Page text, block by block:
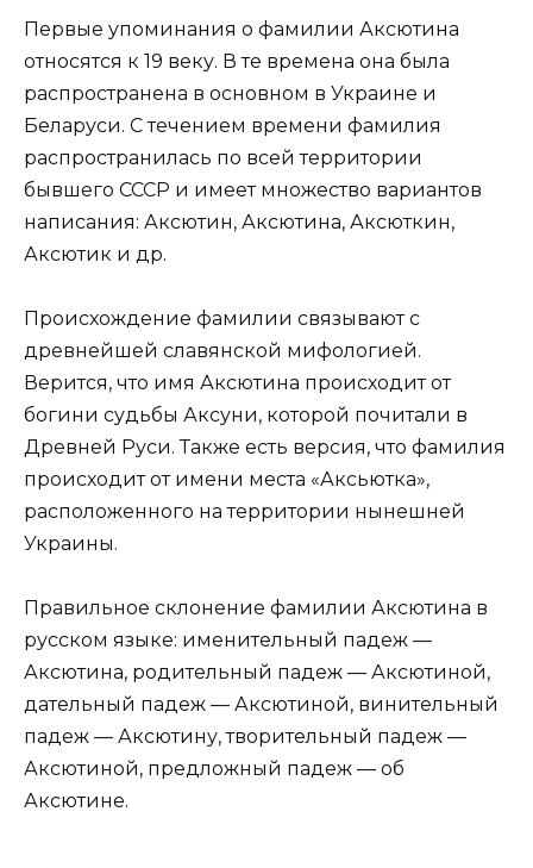
Первые упоминания о фамилии Аксютина
относятся к 19 веку. В те времена она была
распространена в основном в Украине и
Беларуси. С течением времени фамилия
распространилась по всей территории
бывшего СССР и имеет множество вариантов
написания: Аксютин, Аксютина, Аксюткин,
Аксютик и др.
Происхождение фамилии связывают с
древнейшей славянской мифологией.
Верится, что имя Аксютина происходит от
богини судьбы Аксуни, которой почитали в
Древней Руси. Также есть версия, что фамилия
происходит от имени места «Аксьютка»,
расположенного на территории нынешней
Украины.
Правильное склонение фамилии Аксютина в
русском языке: именительный падеж —
Аксютина, родительный падеж — Аксютиной,
дательный падеж — Аксютиной, винительный
падеж — Аксютину, творительный падеж —
Аксютиной, предложный падеж — об
Аксютине.